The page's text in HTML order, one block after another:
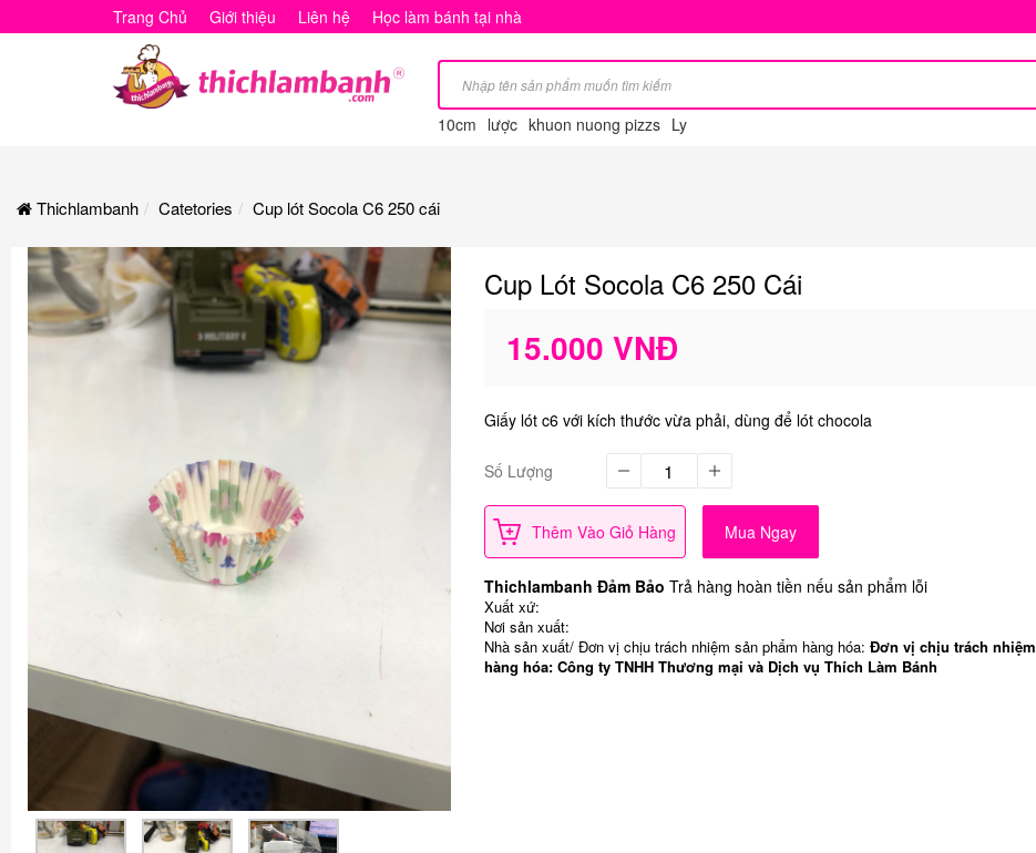
Cup
Socola
250
cái
Trang Chủ Giới thiệu Liên hệ Học làm bánh tại nhà
10cm lược khuon nuong pizzs Ly
Thichlambanh Catetories Cup lót Socola C6 250 cái
Cup Lót Socola C6 250 Cái
15.000 VNĐ
Giấy lót c6 với kích thước vừa phải, dùng để lót chocola
Số Lượng
Thêm Vào Giỏ Hàng Mua Ngay
Thichlambanh Đảm Bảo Trả hàng hoàn tiền nếu sản phẩm lỗi
Xuất xứ:
Nơi sản xuất:
Nhà sản xuất/ Đơn vị chịu trách nhiệm sản phẩm hàng hóa: Đơn vị chịu trách nhiệm
hàng hóa: Công ty TNHH Thương mại và Dịch vụ Thích Làm Bánh